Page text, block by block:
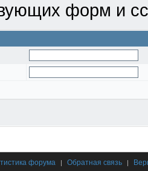
форм и
форума | Обратная связь |